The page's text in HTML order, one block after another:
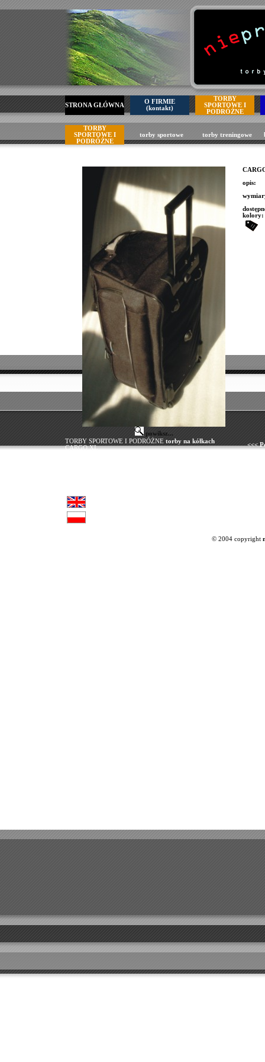
STRONA GŁÓWNA
O FIRMIE
(kontakt)
TORBY
SPORTOWE I
PODRÓŻNE
TORBY
SPORTOWE I
PODRÓŻNE
torby sportowe torby treningowe
powiksz...
opis:
kolory:
TORBY SPORTOWE I PODRÓŻNE torby na kółkach
CARGO XL
<<<
© 2004 copyright